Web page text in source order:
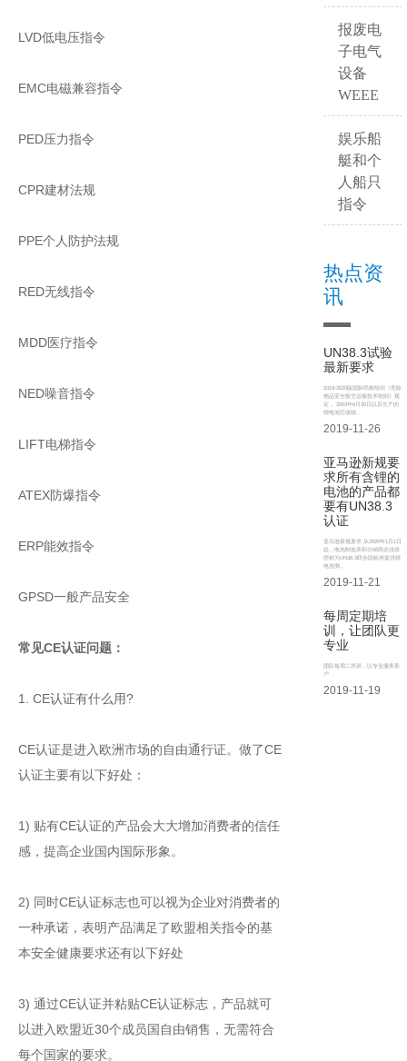
LVD低电压指令
EMC电磁兼容指令
PED压力指令
CPR建材法规
PPE个人防护法规
RED无线指令
MDD医疗指令
NED噪音指令
LIFT电梯指令
ATEX防爆指令
ERP能效指令
GPSD一般产品安全
常见CE认证问题：
1. CE认证有什么用?
CE认证是进入欧洲市场的自由通行证。做了CE
认证主要有以下好处：
1) 贴有CE认证的产品会大大增加消费者的信任
感，提高企业国内国际形象。
2) 同时CE认证标志也可以视为企业对消费者的
一种承诺，表明产品满足了欧盟相关指令的基
本安全健康要求还有以下好处
3) 通过CE认证并粘贴CE认证标志，产品就可
以进入欧盟近30个成员国自由销售，无需符合
每个国家的要求。
报废电
子电气
设备
WEEE
娱乐船
艇和个
人船只
指令
热点资
讯
UN38.3试验
最新要求
2019-2020版国际民航组织《危险
物品安全航空运输技术细则》规
定， 2003年6月30日以后生产的
锂电池芯或锂..
2019-11-26
亚马逊新规要
求所有含锂的
电池的产品都
要有UN38.3
认证
亚马逊新规要求 从2020年1月1日
起，电池制造商和分销商必须按
照称为UN38.3联合国标准提供锂
电池测..
2019-11-21
每周定期培
训，让团队更
专业
团队每周二培训，以专业服务客
户
2019-11-19